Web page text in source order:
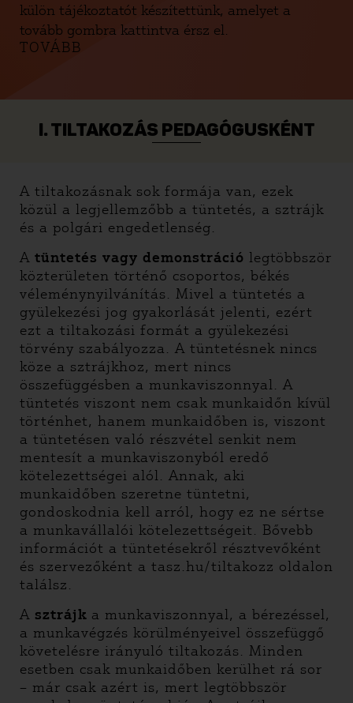
külön tájékoztatót készítettünk, amelyet a
tovább gombra kattintva érsz el.
TOVÁBB
I. TILTAKOZÁS PEDAGÓGUSKÉNT
A tiltakozásnak sok formája van, ezek
közül a legjellemzőbb a tüntetés, a sztrájk
és a polgári engedetlenség.
A tüntetés vagy demonstráció legtöbbször
közterületen történő csoportos, békés
véleménynyilvánítás. Mivel a tüntetés a
gyülekezési jog gyakorlását jelenti, ezért
ezt a tiltakozási formát a gyülekezési
törvény szabályozza. A tüntetésnek nincs
köze a sztrájkhoz, mert nincs
összefüggésben a munkaviszonnyal. A
tüntetés viszont nem csak munkaidőn kívül
történhet, hanem munkaidőben is, viszont
a tüntetésen való részvétel senkit nem
mentesít a munkaviszonyból eredő
kötelezettségei alól. Annak, aki
munkaidőben szeretne tüntetni,
gondoskodnia kell arról, hogy ez ne sértse
a munkavállalói kötelezettségeit. Bővebb
információt a tüntetésekről résztvevőként
és szervezőként a tasz.hu/tiltakozz oldalon
találsz.
A sztrájk a munkaviszonnyal, a bérezéssel,
a munkavégzés körülményeivel összefüggő
követelésre irányuló tiltakozás. Minden
esetben csak munkaidőben kerülhet rá sor
– már csak azért is, mert legtöbbször